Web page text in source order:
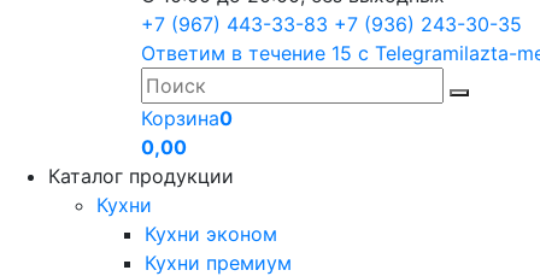
+7 (967) 443-33-83 +7 (936) 243-30-35
Ответим в течение 15 с Telegramilazta-
Корзина0
0,00
Каталог продукции
Кухни
Кухни эконом
Кухни премиум